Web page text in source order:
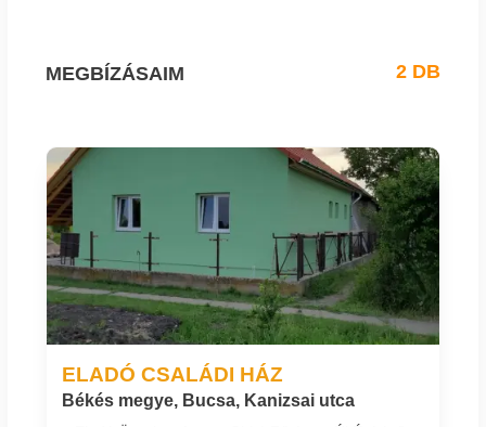
MEGBÍZÁSAIM 2 DB
ELADÓ CSALÁDI HÁZ
Békés megye, Bucsa, Kanizsai utca